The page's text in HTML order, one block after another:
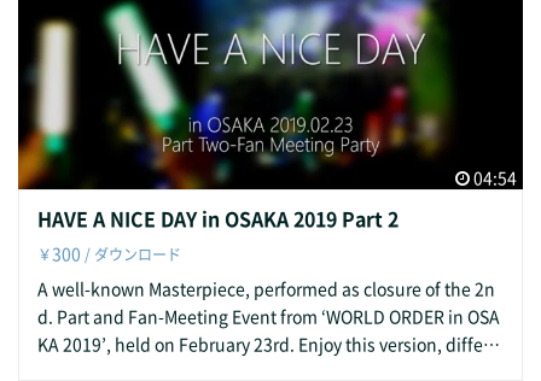
arring: WORLD ORDER: Genki Sudo, Akihiro Takahashi, H
ayato Uchiyama, Yusuke Morisawa, Ryuta Tomita Special
Guest: Former Member Takashi Jonishi from AirFootWorks.
出演： WORLD ORDER： 須藤元気、高橋昭博、内山隼人、
森澤祐介、富田竜太 特別ゲスト： 卒業メンバー 上西隆史
（from AirFootWorks） Track List: 収録曲： BIG BROTHER
WORLD ORDER MIND SHIFT HISTORY OF VOICE AQ
AY Produced by: WO Osaka Live Show Executive Committ
ee 制作： WO大阪ライブ実行委員会 Special Thanks: Ide
alism Inc. Restaurant & Live Club Flamingo the Arusha
協力： 株式会社アイデアリズム ライブレストラン フラ
ミンゴ・ジ・アルーシャ NOTE: ・After purchase, the Video
04:54
HAVE A NICE DAY in OSAKA 2019 Part 2
￥300 / ダウンロード
A well-known Masterpiece, performed as closure of the 2n
d. Part and Fan-Meeting Event from ‘WORLD ORDER in OSA
KA 2019’, held on February 23rd. Enjoy this version, differe